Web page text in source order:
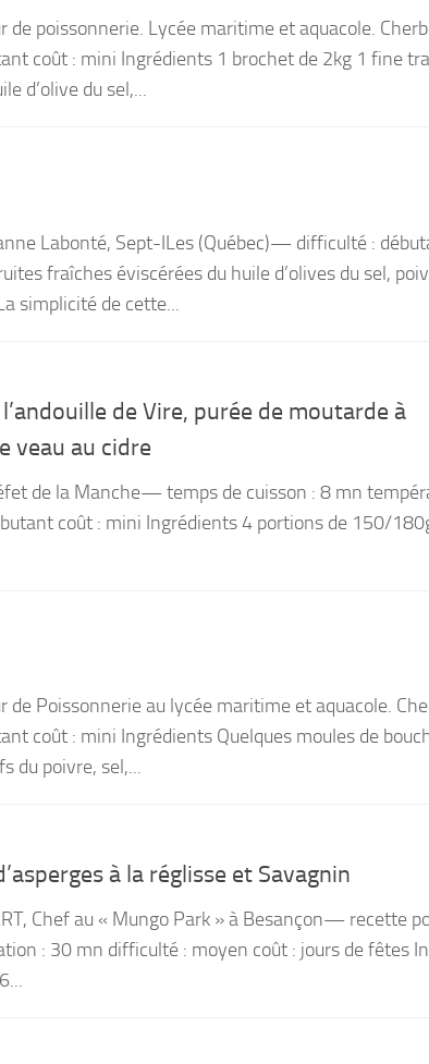
de poissonnerie. Lycée maritime et aquacole.
coût : mini Ingrédients 1 brochet de 2kg 1 fine
d’olive du sel,...
Labonté, Sept-ILes (Québec)— difficulté :
fraîches éviscérées du huile d’olives du sel,
simplicité de cette...
de Vire, purée de moutarde à
veau au cidre
de la Manche— temps de cuisson : 8 mn
coût : mini Ingrédients 4 portions de 150/
de Poissonnerie au lycée maritime et aquacole.
coût : mini Ingrédients Quelques moules de
du poivre, sel,...
à la réglisse et Savagnin
Chef au « Mungo Park » à Besançon— recette
: 30 mn difficulté : moyen coût : jours de fêtes